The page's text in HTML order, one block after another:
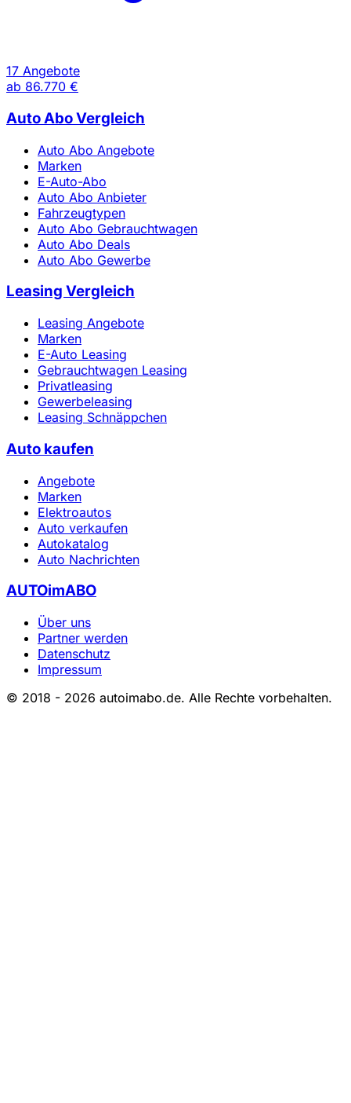
17 Angebote
ab 86.770 €
Auto Abo Vergleich
Auto Abo Angebote
Marken
E-Auto-Abo
Auto Abo Anbieter
Fahrzeugtypen
Auto Abo Gebrauchtwagen
Auto Abo Deals
Auto Abo Gewerbe
Leasing Vergleich
Leasing Angebote
Marken
E-Auto Leasing
Gebrauchtwagen Leasing
Privatleasing
Gewerbeleasing
Leasing Schnäppchen
Auto kaufen
Angebote
Marken
Elektroautos
Auto verkaufen
Autokatalog
Auto Nachrichten
AUTOimABO
Über uns
Partner werden
Datenschutz
Impressum
© 2018 - 2026 autoimabo.de. Alle Rechte vorbehalten.